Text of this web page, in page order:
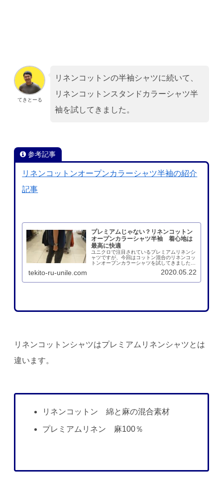
てきとーる
リネンコットンの半袖シャツに続いて、
リネンコットンスタンドカラーシャツ半
袖を試してきました。
参考記事
リネンコットンオープンカラーシャツ半袖の紹介
記事
プレミアムじゃない？リネンコットン
オープンカラーシャツ半袖 着心地は
最高に快適
ユニクロで注目されているプレミアムリネンシ
ャツですが、今回はコットン混合のリネンコッ
トンオープンカラーシャツを試してきました。
柔らかさには欠けますが、ハリがありアラフォ
tekito-ru-unile.com 2020.05.22
リネンコットンシャツはプレミアムリネンシャツとは
違います。
リネンコットン 綿と麻の混合素材
プレミアムリネン 麻100％